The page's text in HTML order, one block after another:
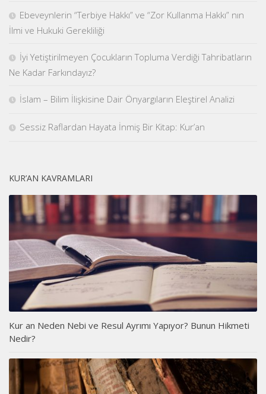
Ebeveynlerin “Terbiye Hakkı” ve “Zor Kullanma Hakkı” nın
İlmi ve Hukuki Gerekliliği
İyi Yetiştirilmeyen Çocukların Topluma Verdiği Tahribatların
Ne Kadar Farkındayız?
İslam – Bilim İlişkisine Dair Önyargıların Eleştirel Analizi
Sessiz Raflardan Hayata İnmiş Bir Kitap: Kur’an
KUR’AN KAVRAMLARI
Kur an Neden Nebi ve Resul Ayrımı Yapıyor? Bunun Hikmeti
Nedir?